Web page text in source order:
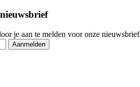
je aan te melden voor onze nieuwsbrief
Aanmelden